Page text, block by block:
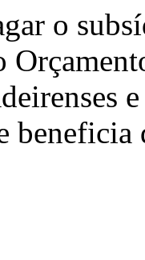
o
beneficia